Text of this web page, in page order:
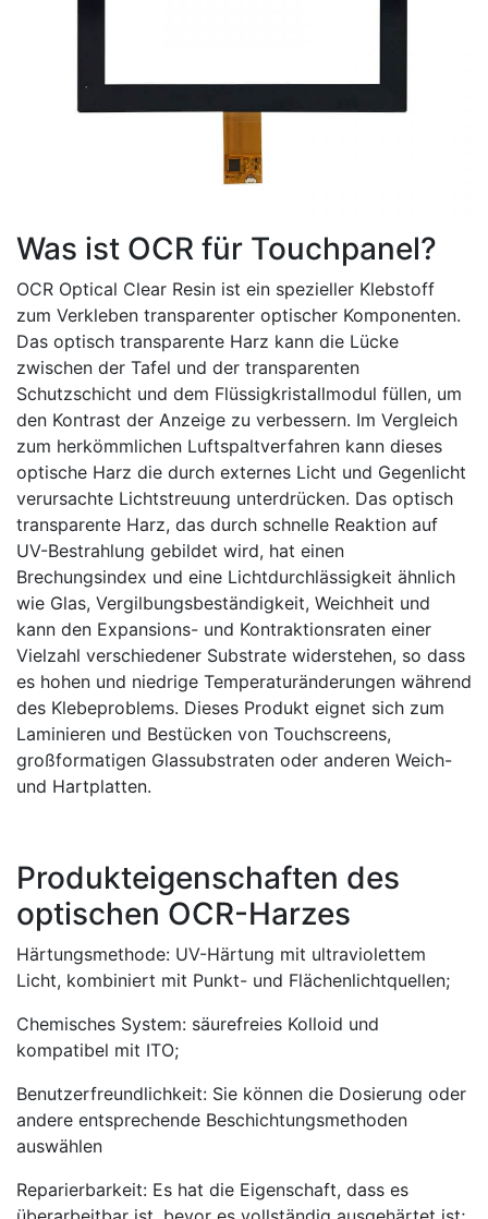
Was ist OCR für Touchpanel?
OCR Optical Clear Resin ist ein spezieller Klebstoff
zum Verkleben transparenter optischer Komponenten.
Das optisch transparente Harz kann die Lücke
zwischen der Tafel und der transparenten
Schutzschicht und dem Flüssigkristallmodul füllen, um
den Kontrast der Anzeige zu verbessern. Im Vergleich
zum herkömmlichen Luftspaltverfahren kann dieses
optische Harz die durch externes Licht und Gegenlicht
verursachte Lichtstreuung unterdrücken. Das optisch
transparente Harz, das durch schnelle Reaktion auf
UV-Bestrahlung gebildet wird, hat einen
Brechungsindex und eine Lichtdurchlässigkeit ähnlich
wie Glas, Vergilbungsbeständigkeit, Weichheit und
kann den Expansions- und Kontraktionsraten einer
Vielzahl verschiedener Substrate widerstehen, so dass
es hohen und niedrige Temperaturänderungen während
des Klebeproblems. Dieses Produkt eignet sich zum
Laminieren und Bestücken von Touchscreens,
großformatigen Glassubstraten oder anderen Weich-
und Hartplatten.
Produkteigenschaften des
optischen OCR-Harzes
Härtungsmethode: UV-Härtung mit ultraviolettem
Licht, kombiniert mit Punkt- und Flächenlichtquellen;
Chemisches System: säurefreies Kolloid und
kompatibel mit ITO;
Benutzerfreundlichkeit: Sie können die Dosierung oder
andere entsprechende Beschichtungsmethoden
auswählen
Reparierbarkeit: Es hat die Eigenschaft, dass es